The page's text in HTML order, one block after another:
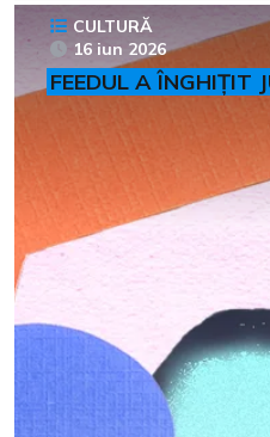
CULTURĂ
16 iun 2026
FEEDUL A ÎNGHIȚIT